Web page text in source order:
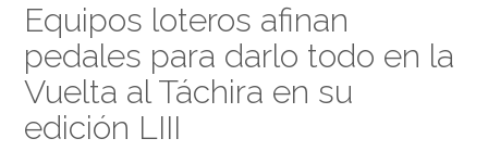
Equipos loteros afinan
pedales para darlo todo en la
Vuelta al Táchira en su
edición LIII